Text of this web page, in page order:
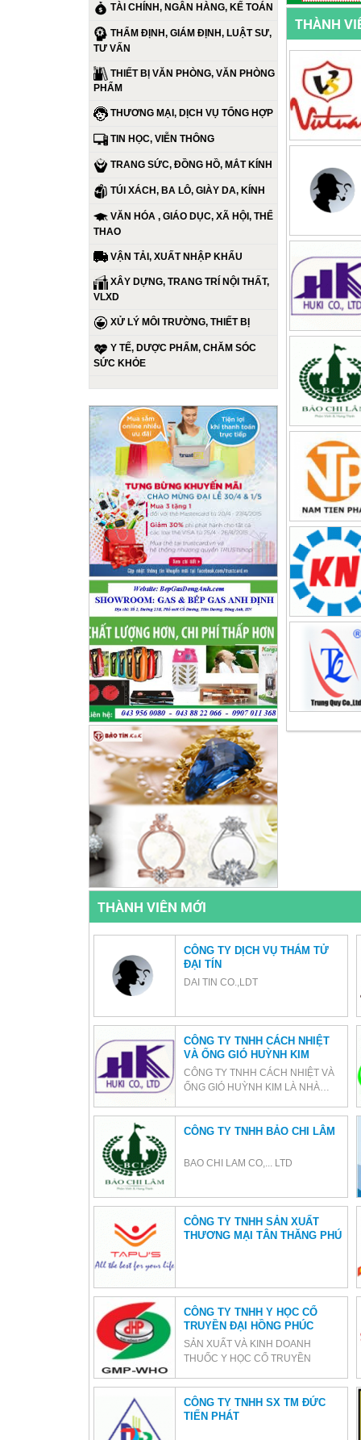
TÀI CHÍNH, NGÂN HÀNG, KẾ TOÁN
THẨM ĐỊNH, GIÁM ĐỊNH, LUẬT SƯ,
TƯ VẤN
THIẾT BỊ VĂN PHÒNG, VĂN PHÒNG
PHẨM
THƯƠNG MẠI, DỊCH VỤ TỔNG HỢP
TIN HỌC, VIỄN THÔNG
TRANG SỨC, ĐỒNG HỒ, MẮT KÍNH
TÚI XÁCH, BA LÔ, GIÀY DA, KÍNH
VĂN HÓA , GIÁO DỤC, XÃ HỘI, THỂ
THAO
VẬN TẢI, XUẤT NHẬP KHẨU
XÂY DỰNG, TRANG TRÍ NỘI THẤT,
VLXD
XỬ LÝ MÔI TRƯỜNG, THIẾT BỊ
Y TẾ, DƯỢC PHẨM, CHĂM SÓC
SỨC KHỎE
THÀNH
THÀNH VIÊN MỚI
CÔNG TY DỊCH VỤ THÁM TỬ
ĐẠI TÍN
DAI TIN CO.,LDT
CÔNG TY TNHH CÁCH NHIỆT
VÀ ỐNG GIÓ HUỲNH KIM
CÔNG TY TNHH CÁCH NHIỆT VÀ
ỐNG GIÓ HUỲNH KIM LÀ NHÀ
CÔNG TY TNHH BẢO CHI LÂM
BAO CHI LAM CO,... LTD
CÔNG TY TNHH SẢN XUẤT
THƯƠNG MẠI TÂN THĂNG PHÚ
CÔNG TY TNHH Y HỌC CỔ
TRUYỀN ĐẠI HỒNG PHÚC
SẢN XUẤT VÀ KINH DOANH
THUỐC Y HỌC CỔ TRUYỀN
CÔNG TY TNHH SX TM ĐỨC
TIẾN PHÁT